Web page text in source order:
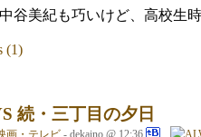
谷美紀も巧いけど、高校生
(1)
続・三丁目の夕日
画・テレビ - dekaino @ 12:36